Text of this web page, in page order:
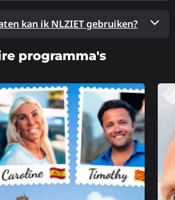
kan ik NLZIET gebruiken?
programma's